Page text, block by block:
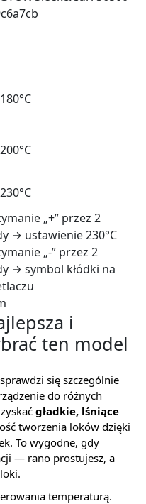
„+” przez 2
→ ustawienie 230°C
„-” przez 2
→ symbol kłódki na
i
ten model
się szczególnie
do różnych
gładkie, lśniące
tworzenia loków dzięki
To wygodne, gdy
— rano prostujesz, a
temperaturą.